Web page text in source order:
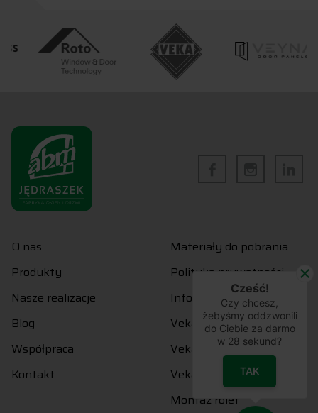
O nas
Produkty
Nasze realizacje
Blog
Współpraca
Kontakt
Materiały do pobrania
Polityka prywatności
Informacje prawne
Veka Perfectline
Veka Softline 82
Veka Softline 76
Montaż rolet
Cześć!
Czy chcesz,
żebyśmy oddzwonili
do Ciebie za darmo
w 28 sekund?
TAK